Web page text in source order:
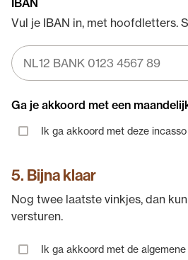
IBAN
Vul je IBAN in, met hoofdletters.
Ga je akkoord met een
Ik ga akkoord met deze incasso
5. Bijna klaar
Nog twee laatste vinkjes, dan
versturen.
Ik ga akkoord met de